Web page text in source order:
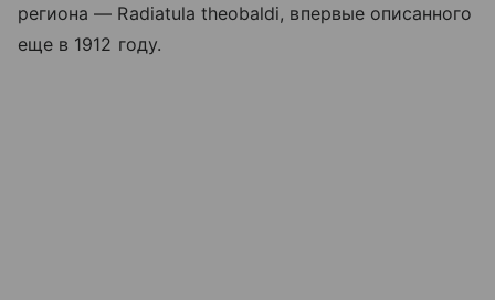
региона — Radiatula theobaldi, впервые описанного
еще в 1912 году.